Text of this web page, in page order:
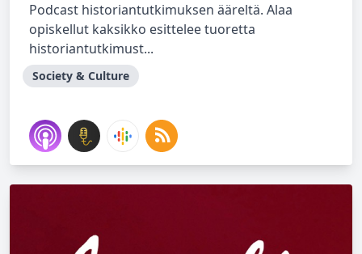
Podcast historiantutkimuksen ääreltä. Alaa
opiskellut kaksikko esittelee tuoretta
historiantutkimust...
Society & Culture